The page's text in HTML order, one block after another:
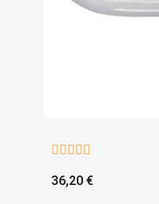
    
36,20 €